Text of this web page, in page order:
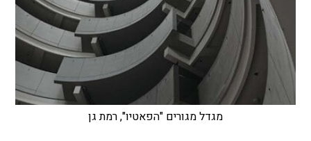
מגדל מגורים "הפאטיו", רמת גן